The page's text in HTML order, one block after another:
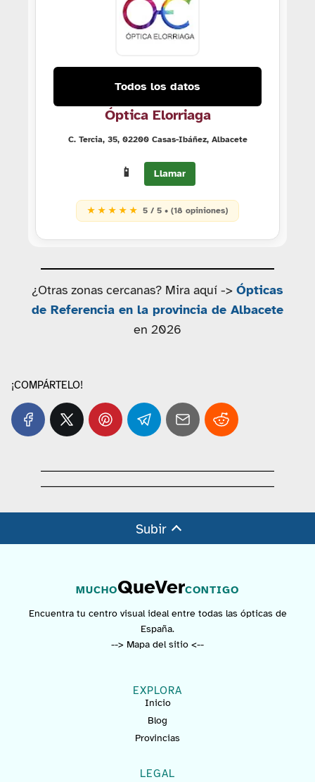
Todos los datos
Óptica Elorriaga
C. Tercia, 35, 02200 Casas-Ibáñez, Albacete
📱 Llamar
★ ★ ★ ★ ★ 5 / 5 • (18 opiniones)
¿Otras zonas cercanas? Mira aquí -> Ópticas
de Referencia en la provincia de Albacete
en 2026
¡COMPÁRTELO!
Subir
MUCHOQueVerCONTIGO
Encuentra tu centro visual ideal entre todas las ópticas de
España.
--> Mapa del sitio <--
EXPLORA
Inicio
Blog
Provincias
LEGAL